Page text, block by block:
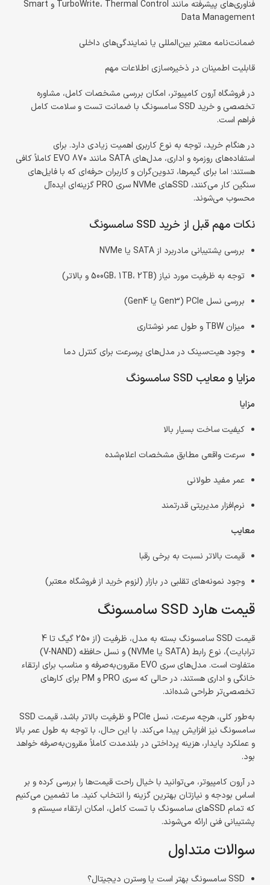
فناوری‌های پیشرفته مانند TurboWrite، Thermal Control و Smart
Data Management
ضمانت‌نامه معتبر بین‌المللی یا نمایندگی‌های داخلی
قابلیت اطمینان در ذخیره‌سازی اطلاعات مهم
در فروشگاه آرون کامپیوتر، امکان بررسی مشخصات کامل، مشاوره
تخصصی و خرید SSD سامسونگ با ضمانت تست و سلامت کامل
فراهم است.
در هنگام خرید، توجه به نوع کاربری اهمیت زیادی دارد. برای
استفاده‌های روزمره و اداری، مدل‌های SATA مانند 870 EVO کاملاً کافی
هستند؛ اما برای گیمرها، تدوین‌گران و کاربران حرفه‌ای که با فایل‌های
سنگین کار می‌کنند، SSDهای NVMe سری PRO گزینه‌ای ایده‌آل
محسوب می‌شوند.
نکات مهم قبل از خرید SSD سامسونگ
بررسی پشتیبانی مادربرد از SATA یا NVMe
توجه به ظرفیت مورد نیاز (500GB، 1TB، 2TB و بالاتر)
بررسی نسل PCIe (Gen3 یا Gen4)
میزان TBW و طول عمر نوشتاری
وجود هیت‌سینک در مدل‌های پرسرعت برای کنترل دما
مزایا و معایب SSD سامسونگ
مزایا
کیفیت ساخت بسیار بالا
سرعت واقعی مطابق مشخصات اعلام‌شده
عمر مفید طولانی
نرم‌افزار مدیریتی قدرتمند
معایب
قیمت بالاتر نسبت به برخی رقبا
وجود نمونه‌های تقلبی در بازار (لزوم خرید از فروشگاه معتبر)
قیمت هارد SSD سامسونگ
قیمت SSD سامسونگ بسته به مدل، ظرفیت (از 250 گیگ تا 4
ترابایت)، نوع رابط (SATA یا NVMe) و نسل حافظه (V-NAND)
متفاوت است. مدل‌های سری EVO مقرون‌به‌صرفه و مناسب برای ارتقاء
خانگی و اداری هستند، در حالی که سری PRO و PM برای کارهای
تخصصی‌تر طراحی شده‌اند.
به‌طور کلی، هرچه سرعت، نسل PCIe و ظرفیت بالاتر باشد، قیمت SSD
سامسونگ نیز افزایش پیدا می‌کند. با این حال، با توجه به طول عمر بالا
و عملکرد پایدار، هزینه پرداختی در بلندمدت کاملاً مقرون‌به‌صرفه خواهد
بود.
در آرون کامپیوتر، می‌توانید با خیال راحت قیمت‌ها را بررسی کرده و بر
اساس بودجه و نیازتان بهترین گزینه را انتخاب کنید. ما تضمین می‌کنیم
که تمام SSDهای سامسونگ با تست کامل، امکان ارتقاء سیستم و
پشتیبانی فنی ارائه می‌شوند.
سوالات متداول
SSD سامسونگ بهتر است یا وسترن دیجیتال؟